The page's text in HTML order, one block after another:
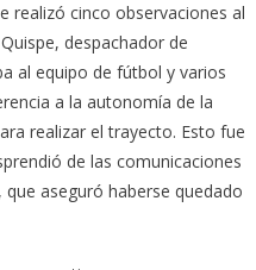
realizó cinco observaciones al
despachador de
al equipo de fútbol y varios
a la autonomía de la
realizar el trayecto. Esto fue
de las comunicaciones
aseguró haberse quedado